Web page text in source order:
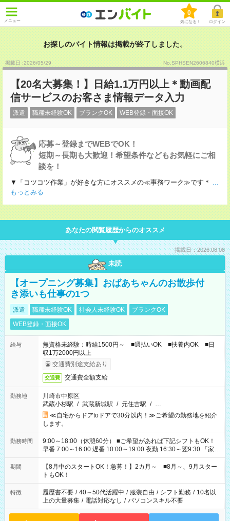
メニュー
0
気になる！ ログイン
お探しのバイト情報は掲載が終了しました。
掲載日 :2026/05/29 No.SPHSEN2606840横浜
【20名大募集！】日給1.1万円以上＊動画配
信サービスのお客さま情報データ入力
派遣 職種未経験OK ブランクOK WEB登録・面接OK
応募～登録までWEBでOK！
短期～長期も大歓迎！希望条件などもお気軽にご相
談を！
▼「コツコツ作業」が好きな方にオススメの≪事務ワーク≫です＊ ...
もっとみる
あなたの閲覧履歴からのオススメ
掲載日：2026.08.08
未読
【オープニング募集】おばあちゃんのお散歩付
き添いも仕事の1つ
派遣 職種未経験OK 社会人未経験OK
ブランクOK
WEB登録・面接OK
給与
無資格未経験：時給1500円～ ■週払いOK ■扶養内OK ■日
収1万2000円以上
交通費別途支給あり
交通費 交通費全額支給
勤務地
川崎市中原区
武蔵小杉駅 / 武蔵新城駅 / 元住吉駅 / …
≪自宅からドアtoドアで30分以内！≫ご希望の勤務地を紹介
します。
勤務時間
9:00～18:00（休憩60分） ■ご希望があれば下記シフトもOK！
早番 7:00～16:00 遅番 10:00～19:00 夜勤 16:30～翌9:30 「家族
と休みを合わせたい」 「余裕を持って夕飯の準備がしたい」
「できれば残業はしたくない」 など、ご希望を教えてください
ね。 ※Wワーク希望の方へ 今ご覧のお仕事で希望する勤務時間
と、もう1つのお仕事の勤務時間。 合計で週40時間を超える場
合は応募できません。
期間
【8月中のスタートOK！急募！】2カ月～ ■8月～、9月スター
トもOK！
特徴 履歴書不要 / 40～50代活躍中 / 服装自由 / シフト勤務 / 10名以
上の大量募集 / 電話対応なし / パソコンスキル不要